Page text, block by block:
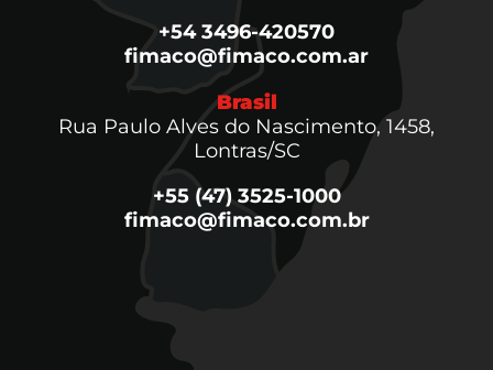
+54 3496-420570
fimaco@fimaco.com.ar
Brasil
Rua Paulo Alves do Nascimento, 1458,
Lontras/SC
+55 (47) 3525-1000
fimaco@fimaco.com.br